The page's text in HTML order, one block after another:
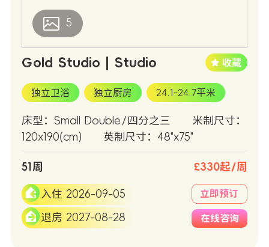
5
Gold Studio | Studio
独立卫浴 独立厨房 24.1-24.7平米
床型：Small Double/四分之三
米制尺寸：
120x190(cm)
英制尺寸：48"x75"
51周 £330起/周
入住 2026-09-05
退房 2027-08-28
立即预订
在线咨询